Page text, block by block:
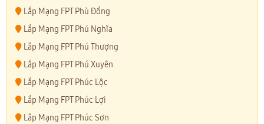
Lắp Mạng FPT Phù Đổng
Lắp Mạng FPT Phú Nghĩa
Lắp Mạng FPT Phú Thượng
Lắp Mạng FPT Phú Xuyên
Lắp Mạng FPT Phúc Lộc
Lắp Mạng FPT Phúc Lợi
Lắp Mạng FPT Phúc Sơn